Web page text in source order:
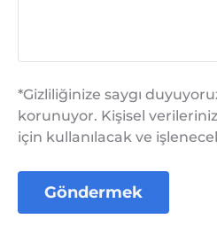
*Gizliliğinize saygı
korunuyor. Kişisel
için kullanılacak ve
Göndermek